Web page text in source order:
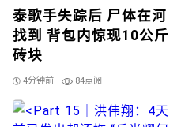
泰歌手失踪后 尸体在河
找到 背包内惊现10公斤
砖块
4分钟前 84点阅